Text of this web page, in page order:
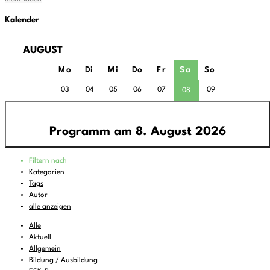
Kalender
AUGUST
Mo Di Mi Do Fr Sa So
03 04 05 06 07 08 09
Programm am 8. August 2026
01:00
06:00 - 07:00
07:00
08:00
08:16 - 09:00 Musik zum Aufstehen oder Liegenbleiben
Filtern nach
Kategorien
Tags
Autor
alle anzeigen
Alle
Aktuell
Allgemein
Bildung / Ausbildung